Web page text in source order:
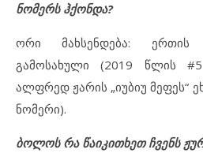
ნომერს ჰქონდა?
ორი მახსენდება: ერთის
გამოსახული (2019 წლის
ალფრედ ჟარის „იუბიუ მეფეს“
ნომერი).
ბოლოს რა წაიკითხეთ ჩვენს